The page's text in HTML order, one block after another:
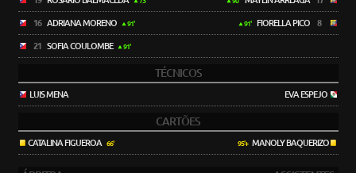
16 ADRIANA MORENO 91'
21 SOFIA COULOMBE 91'
91' FIORELLA PICO 8
TÉCNICOS
LUIS MENA EVA ESPEJO
CARTÕES
CATALINA FIGUEROA 66' 95'+MANOLY BAQUERIZO